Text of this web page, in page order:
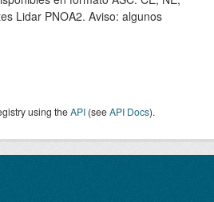
Lidar PNOA2. Aviso: algunos
using theAPI (seeAPI Docs).